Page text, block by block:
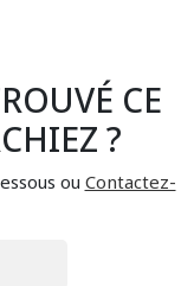
CE
?
ou Contactez-